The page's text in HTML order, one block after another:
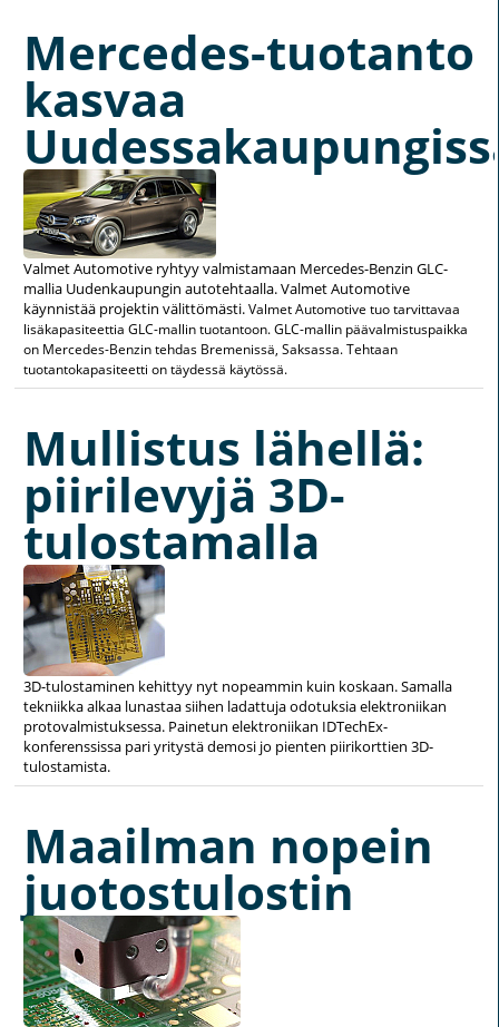
Mercedes-tuotanto
kasvaa
Valmet Automotive ryhtyy valmistamaan Mercedes-Benzin GLC-
mallia Uudenkaupungin autotehtaalla. Valmet Automotive
käynnistää projektin välittömästi.Valmet Automotive tuo tarvittavaa
lisäkapasiteettia GLC-mallin tuotantoon. GLC-mallin päävalmistuspaikka
on Mercedes-Benzin tehdas Bremenissä, Saksassa. Tehtaan
tuotantokapasiteetti on täydessä käytössä.
Mullistus lähellä:
piirilevyjä 3D-
tulostamalla
3D-tulostaminen kehittyy nyt nopeammin kuin koskaan. Samalla
tekniikka alkaa lunastaa siihen ladattuja odotuksia elektroniikan
protovalmistuksessa. Painetun elektroniikan IDTechEx-
konferenssissa pari yritystä demosi jo pienten piirikorttien 3D-
tulostamista.
Maailman nopein
juotostulostin